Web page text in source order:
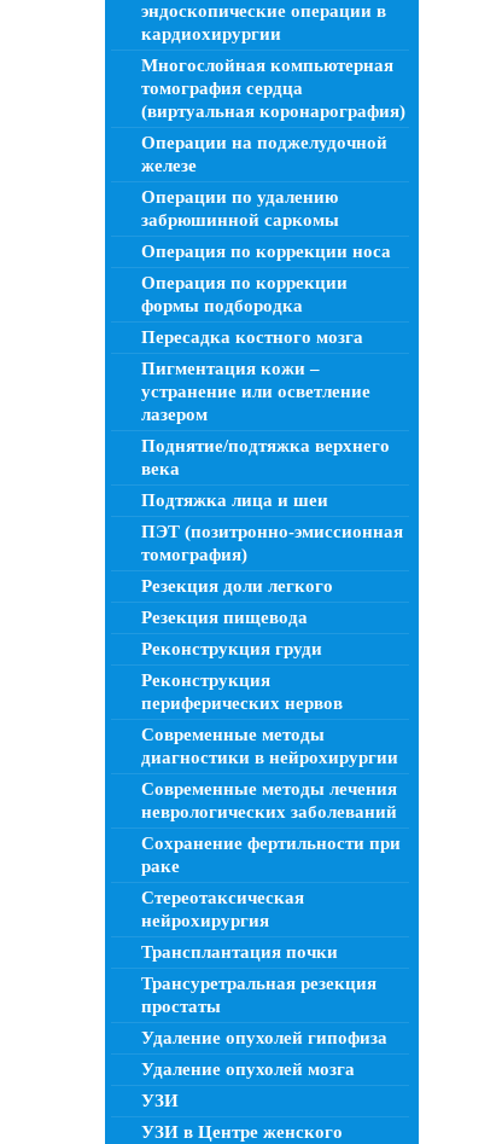
эндоскопические операции в
кардиохирургии
Многослойная компьютерная
томография сердца
(виртуальная коронарография)
Операции на поджелудочной
железе
Операции по удалению
забрюшинной саркомы
Операция по коррекции носа
Операция по коррекции
формы подбородка
Пересадка костного мозга
Пигментация кожи –
устранение или осветление
лазером
Поднятие/подтяжка верхнего
века
Подтяжка лица и шеи
ПЭТ (позитронно-эмиссионная
томография)
Резекция доли легкого
Резекция пищевода
Реконструкция груди
Реконструкция
периферических нервов
Современные методы
диагностики в нейрохирургии
Современные методы лечения
неврологических заболеваний
Сохранение фертильности при
раке
Стереотаксическая
нейрохирургия
Трансплантация почки
Трансуретральная резекция
простаты
Удаление опухолей гипофиза
Удаление опухолей мозга
УЗИ
УЗИ в Центре женского